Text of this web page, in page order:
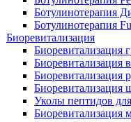
Ботулинотерапия
Ботулинотерапия
Биоревитализация
Биоревитализация
Биоревитализация
Биоревитализация
Биоревитализация
Уколы пептидов
Биоревитализация